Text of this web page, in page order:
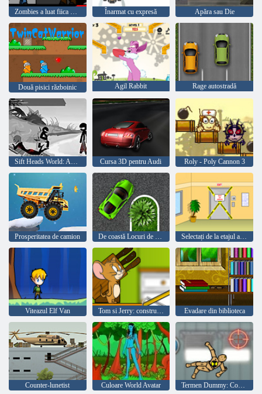
Înarmat cu expresă Apăra sau Die
Două pisici războinic Agil Rabbit Rage autostradă
Sift Heads World: Act 4 - Amintiri reci Cursa 3D pentru Audi Roly - Poly Cannon 3
Prosperitatea de camion
Viteazul Elf Van Tom si Jerry: construi podul Evadare din biblioteca
Counter-lunetist Culoare World Avatar Termen Dummy: Comunitatea